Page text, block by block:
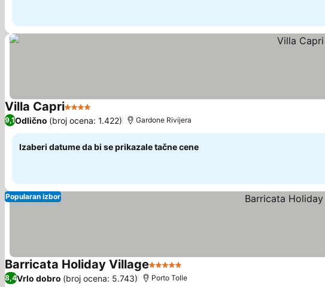
Villa Capri4 ZvezdicePogledaj cene
9,1Odlično (broj ocena: 1.422) Gardone Rivijera
Izaberi datume da bi se prikazale tačne cene
Popularan izbor
Barricata Holiday Village5 Zvezdice
8,4Vrlo dobro (broj ocena: 5.743) Porto Tolle